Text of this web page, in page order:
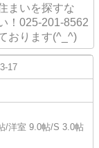
まいを探すな
！025-201-8562
おります(^_^)
17
/洋室 9.0帖/S 3.0帖